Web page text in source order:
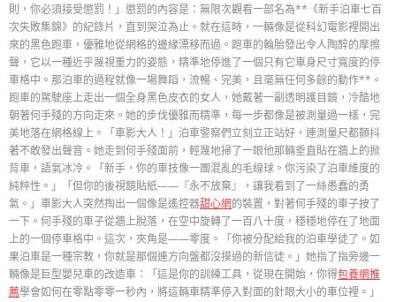
則，你必須接受懲罰！」懲罰的內容是：無限次觀看一部名為**《新手泊車七百
次失敗集錦》的紀錄片，直到哭泣為止。就在這時，一輛像是從科幻電影裡開出
來的黑色跑車，優雅地從網格的邊緣漂移而過。跑車的輪胎發出令人陶醉的摩擦
聲，它以一種近乎蔑視重力的姿態，精準地停進了一個只有它車身尺寸寬度的停
車格中。那泊車的過程就像一場舞蹈，流暢、完美，且毫無任何多餘的動作**。
跑車的駕駛座上走出一個全身黑色皮衣的女人，她戴著一副透明護目鏡，冷酷地
朝著何手殘的方向走來。她的步伐優雅而精準，每一步都像是被測量過一樣，完
美地落在網格線上。「車影大人！」泊車警察們立刻立正站好，連測量尺都顫抖
著不敢發出聲音。她走到何手殘面前，輕蔑地掃了一眼他那輛垂直貼在牆上的掀
背車，語氣冰冷。「新手，你的車技像一團混亂的毛線球。你污染了泊車維度的
純粹性。」「但你的後視鏡貼紙——『永不放棄』，讓我看到了一絲愚蠢的勇
氣。」車影大人突然掏出一個像是遙控器甜心網的裝置，對著何手殘的車子按了
一下。何手殘的車子從牆上脫落，在空中旋轉了一百八十度，穩穩地停在了地面
上的一個停車格中。這次，夾角是——零度。「你被分配給我的泊車學徒了。如
果泊車是一種宗教，你就是那個連方向盤都沒摸過的新信徒。」她指了指旁邊一
輛像是巨型嬰兒車的改造車：「這是你的訓練工具，從現在開始，你得包養網推
薦學會如何在零點零零一秒內，將這輛車精準停入對面的針眼大小的車位裡。」